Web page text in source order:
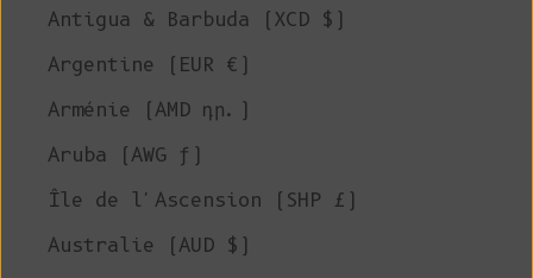
Antigua & Barbuda (XCD $)
Argentine (EUR €)
Arménie (AMD դր.)
Aruba (AWG ƒ)
Île de l'Ascension (SHP £)
Australie (AUD $)